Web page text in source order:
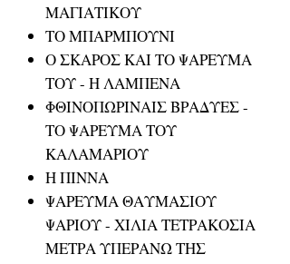
ΜΑΓΙΑΤΙΚΟΥ
ΤΟ ΜΠΑΡΜΠΟΥΝΙ
Ο ΣΚΑΡΟΣ ΚΑΙ ΤΟ ΨΑΡΕΥΜΑ
ΤΟΥ - Η ΛΑΜΠΕΝΑ
ΦΘΙΝΟΠΩΡΙΝΑΙΣ ΒΡΑΔΥΕΣ -
ΤΟ ΨΑΡΕΥΜΑ ΤΟΥ
ΚΑΛΑΜΑΡΙΟΥ
Η ΠΙΝΝΑ
ΨΑΡΕΥΜΑ ΘΑΥΜΑΣΙΟΥ
ΨΑΡΙΟΥ - ΧΙΛΙΑ ΤΕΤΡΑΚΟΣΙΑ
ΜΕΤΡΑ ΥΠΕΡΑΝΩ ΤΗΣ